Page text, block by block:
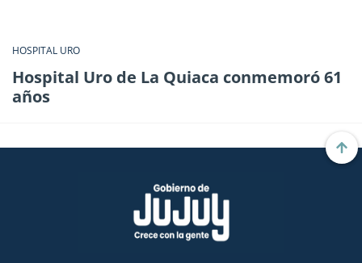
HOSPITAL URO
Hospital Uro de La Quiaca conmemoró 61
años